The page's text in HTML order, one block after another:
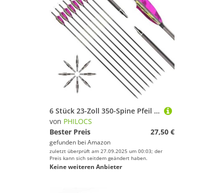
6 Stück 23-Zoll 350-Spine Pfeil Abnehmbare Pfeilspitzen Übungspfeil Jagdpfeil Truthahnfedern Pfeilfedern Carbonpfeile Bogenpfeile für Langbogen Recurvebogen Compoundbogen Bogenschießen Violett A5
von PHILOCS
Bester Preis
27,50 €
gefunden bei Amazon
zuletzt überprüft am 27.09.2025 um 00:03; der
Preis kann sich seitdem geändert haben.
Keine weiteren Anbieter